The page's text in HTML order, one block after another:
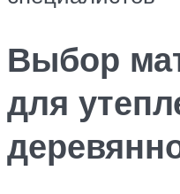
Выбор
для